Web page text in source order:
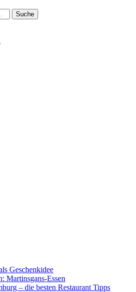
Suche
Geschenkidee
Martinsgans-Essen
– die besten Restaurant Tipps